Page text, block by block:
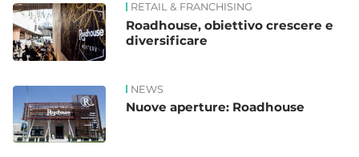
RETAIL & FRANCHISING
Roadhouse, obiettivo crescere e
diversificare
NEWS
Nuove aperture: Roadhouse